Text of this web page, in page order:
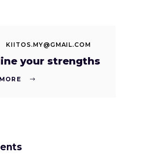
KIITOS.MY@GMAIL.COM
your strengths